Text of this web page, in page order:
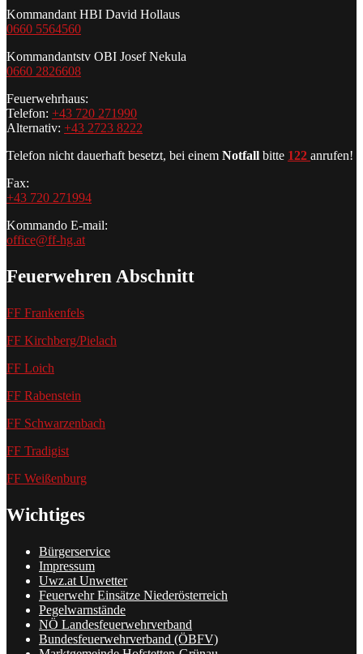
Kommandant HBI David Hollaus
0660 5564560
Kommandantstv OBI Josef Nekula
0660 2826608
Feuerwehrhaus:
Telefon: +43 720 271990
Alternativ: +43 2723 8222
Telefon nicht dauerhaft besetzt, bei einem Notfall bitte 122 anrufen!
Fax:
+43 720 271994
Kommando E-mail:
office@ff-hg.at
Feuerwehren Abschnitt
FF Frankenfels
FF Kirchberg/Pielach
FF Loich
FF Rabenstein
FF Schwarzenbach
FF Tradigist
FF Weißenburg
Wichtiges
Bürgerservice
Impressum
Uwz.at Unwetter
Feuerwehr Einsätze Niederösterreich
Pegelwarnstände
NÖ Landesfeuerwehrverband
Bundesfeuerwehrverband (ÖBFV)